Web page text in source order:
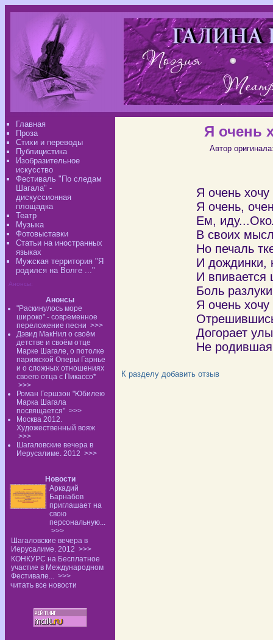
Главная
Проза
Стихи и переводы
Публицистика
Изобразительное
искусство
Фестиваль "По следам
Шагала" -
дискуссионная
площадка
Театр
Музыка
Фотовыставки
Статьи на иностранных
языках
Мужская территория "Я
родился на Волге ..."
Анонсы:
Анонсы
"Раскинулось море
широко" - современное
переложение песни >>>
Дэвид МакНил о своём
детстве и своём отце
Марке Шагале, о потолке
парижской Оперы Гарнье
и о сложных отношениях
своего отца с Пикассо*
>>>
Роман Гершзон "Юбилею
Марка Шагала
посвящается" >>>
Москва 2012.
Художественный вояж
>>>
Шагаловские вечера в
Иерусалиме. 2012 >>>
Новости
Аркадий
Барнабов
приглашает на
свою
персональную...
>>>
Шагаловские вечера в
Иерусалиме. 2012 >>>
КОНКУРС на Бесплатное
участие в Международном
Фестивале... >>>
читать все новости
Я очень
Автор
Я очень хочу
Я очень,
Ем,
В своих
Но печаль
И дождинки,
И впивается
Боль
Я очень хочу
Догорает
Не
К разделу добавить отзыв